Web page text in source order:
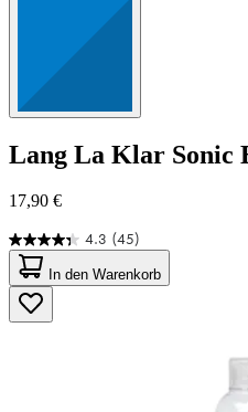
Lang La Klar Sonic
17,90 €
4.3 (45)
4.3
von
5
Sternen.
45
In den Warenkorb